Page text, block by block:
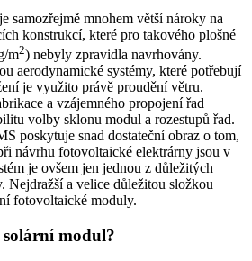
samozřejmě mnohem větší nároky na
konstrukcí, které pro takového plošné
m2) nebyly zpravidla navrhovány.
aerodynamické systémy, které potřebují
je využito právě proudění větru.
a vzájemného propojení řad
volby sklonu modul a rozestupů řad.
poskytuje snad dostateční obraz o tom,
návrhu fotovoltaické elektrárny jsou v
je ovšem jen jednou z důležitých
Nejdražší a velice důležitou složkou
fotovoltaické moduly.
modul?